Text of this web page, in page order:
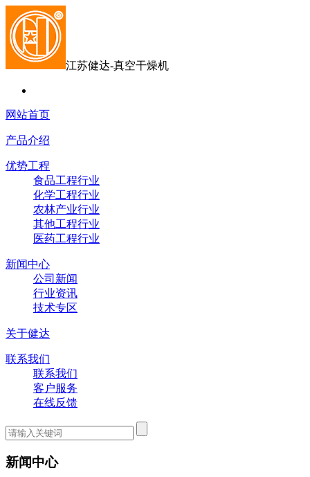
江苏健达-真空干燥机
网站首页
产品介绍
优势工程
食品工程行业
化学工程行业
农林产业行业
其他工程行业
医药工程行业
新闻中心
公司新闻
行业资讯
技术专区
关于健达
联系我们
联系我们
客户服务
在线反馈
新闻中心